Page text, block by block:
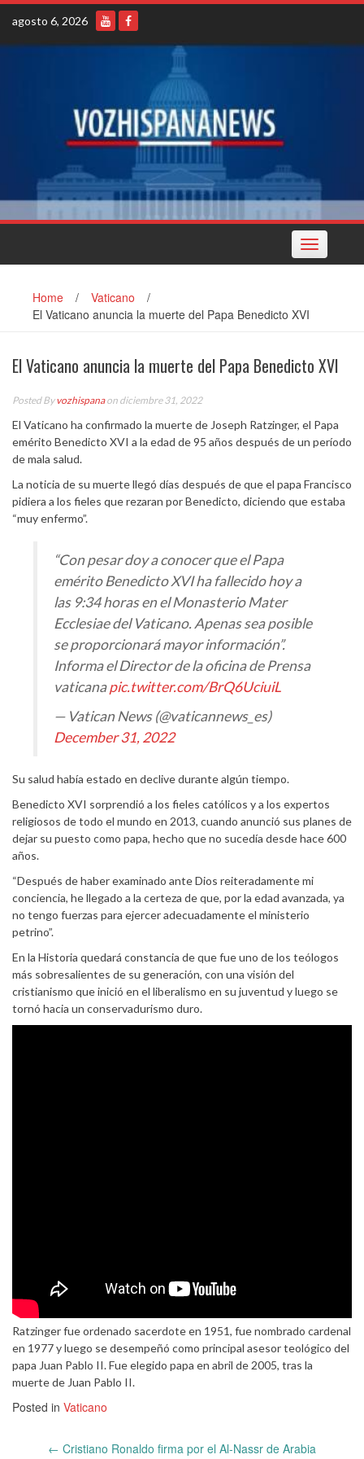
Skip
content
agosto 6, 2026
Toggle
navigation
Home / Vaticano
/
El Vaticano anuncia la muerte del Papa Benedicto XVI
El Vaticano anuncia la muerte del Papa Benedicto XVI
Posted Byvozhispanaon diciembre 31, 2022
El Vaticano ha confirmado la muerte de Joseph Ratzinger, el Papa
emérito Benedicto XVI a la edad de 95 años después de un período
de mala salud.
La noticia de su muerte llegó días después de que el papa Francisco
pidiera a los fieles que rezaran por Benedicto, diciendo que estaba
“muy enfermo”.
“Con pesar doy a conocer que el Papa
emérito Benedicto XVI ha fallecido hoy a
las 9:34 horas en el Monasterio Mater
Ecclesiae del Vaticano. Apenas sea posible
se proporcionará mayor información”.
Informa el Director de la oficina de Prensa
vaticanapic.twitter.com/BrQ6UciuiL
— Vatican News (@vaticannews_es)
December 31, 2022
Su salud había estado en declive durante algún tiempo.
Benedicto XVI sorprendió a los fieles católicos y a los expertos
religiosos de todo el mundo en 2013, cuando anunció sus planes de
dejar su puesto como papa, hecho que no sucedía desde hace 600
años.
“Después de haber examinado ante Dios reiteradamente mi
conciencia, he llegado a la certeza de que, por la edad avanzada, ya
no tengo fuerzas para ejercer adecuadamente el ministerio
petrino”.
En la Historia quedará constancia de que fue uno de los teólogos
más sobresalientes de su generación, con una visión del
cristianismo que inició en el liberalismo en su juventud y luego se
tornó hacia un conservadurismo duro.
Ratzinger fue ordenado sacerdote en 1951, fue nombrado cardenal
en 1977 y luego se desempeñó como principal asesor teológico del
papa Juan Pablo II. Fue elegido papa en abril de 2005, tras la
muerte de Juan Pablo II.
Posted in Vaticano
← Cristiano Ronaldo firma por el Al-Nassr de Arabia